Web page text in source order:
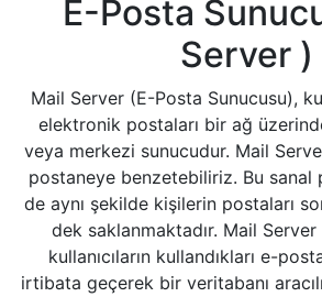
E-Posta
Server )
Mail Server (E-Posta Sunucusu),
elektronik postaları bir ağ
veya merkezi sunucudur. Mail
postaneye benzetebiliriz. Bu sanal
de aynı şekilde kişilerin postaları
dek saklanmaktadır. Mail Server
kullanıcıların kullandıkları e-
irtibata geçerek bir veritabanı